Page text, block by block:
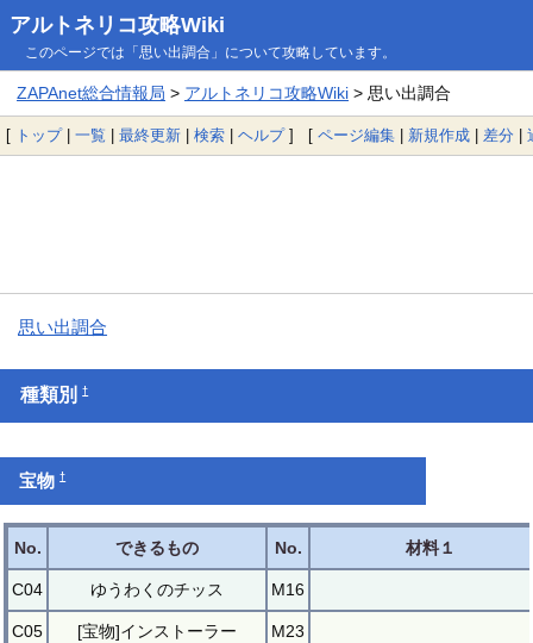
アルトネリコ攻略Wiki
このページでは「思い出調合」について攻略しています。
ZAPAnet総合情報局 > アルトネリコ攻略Wiki> 思い出調合
[ トップ| 一覧 | 最終更新 | 検索 | ヘルプ] [ ページ編集 | 新規作成 | 差分 |
思い出調合
種類別†
宝物†
No. できるもの No. 材料１
C04 ゆうわくのチッス M16
C05 [宝物]インストーラー M23